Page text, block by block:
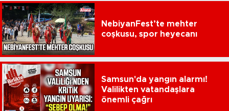
NebiyanFest’te mehter
coşkusu, spor heyecanı
Samsun'da yangın alarmı!
Valilikten vatandaşlara
önemli çağrı